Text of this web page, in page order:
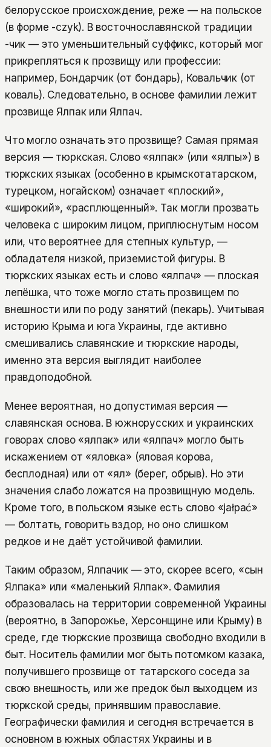
белорусское происхождение, реже — на польское
(в форме -czyk). В восточнославянской традиции
-чик — это уменьшительный суффикс, который мог
прикрепляться к прозвищу или профессии:
например, Бондарчик (от бондарь), Ковальчик (от
коваль). Следовательно, в основе фамилии лежит
прозвище Ялпак или Ялпач.
Что могло означать это прозвище? Самая прямая
версия — тюркская. Слово «ялпак» (или «ялпы») в
тюркских языках (особенно в крымскотатарском,
турецком, ногайском) означает «плоский»,
«широкий», «расплющенный». Так могли прозвать
человека с широким лицом, приплюснутым носом
или, что вероятнее для степных культур, —
обладателя низкой, приземистой фигуры. В
тюркских языках есть и слово «ялпач» — плоская
лепёшка, что тоже могло стать прозвищем по
внешности или по роду занятий (пекарь). Учитывая
историю Крыма и юга Украины, где активно
смешивались славянские и тюркские народы,
именно эта версия выглядит наиболее
правдоподобной.
Менее вероятная, но допустимая версия —
славянская основа. В южнорусских и украинских
говорах слово «ялпак» или «ялпач» могло быть
искажением от «яловка» (яловая корова,
бесплодная) или от «ял» (берег, обрыв). Но эти
значения слабо ложатся на прозвищную модель.
Кроме того, в польском языке есть слово «jałpać»
— болтать, говорить вздор, но оно слишком
редкое и не даёт устойчивой фамилии.
Таким образом, Ялпачик — это, скорее всего, «сын
Ялпака» или «маленький Ялпак». Фамилия
образовалась на территории современной Украины
(вероятно, в Запорожье, Херсонщине или Крыму) в
среде, где тюркские прозвища свободно входили в
быт. Носитель фамилии мог быть потомком казака,
получившего прозвище от татарского соседа за
свою внешность, или же предок был выходцем из
тюркской среды, принявшим православие.
Географически фамилия и сегодня встречается в
основном в южных областях Украины и в